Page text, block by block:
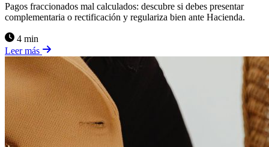
Pagos fraccionados mal calculados: descubre si debes presentar
complementaria o rectificación y regulariza bien ante Hacienda.
4 min
Leer más